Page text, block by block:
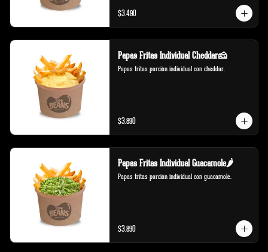
$3.490
Papas Fritas Individual Cheddar🧀
Papas fritas porción individual con cheddar.
$3.890
Papas Fritas Individual Guacamole🌶️
Papas fritas porción individual con guacamole.
$3.890